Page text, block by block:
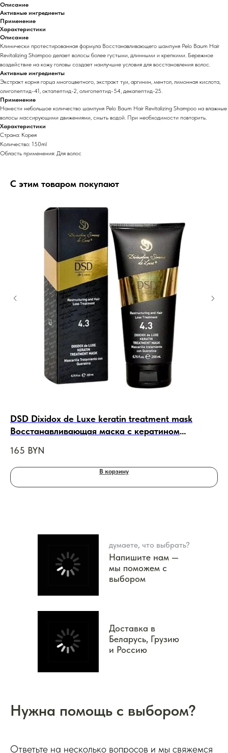
Описание
Активные ингредиенты
Применение
Характеристики
Описание
Клинически протестированная формула Восстанавливающего шампуня Pelo Baum Hair
Revitalizing Shampoo делает волосы более густыми, длинными и крепкими. Бережное
воздействие на кожу головы создает наилучшие условия для восстановления волос.
Активные ингредиенты
Экстракт корня горца многоцветного, экстракт туи, аргинин, ментол, лимонная кислота,
олигопептид-41, октапептид-2, олигопептид-54, декапептид-25.
Применение
Нанести небольшое количество шампуня Pelo Baum Hair Revitalizing Shampoo на влажные
волосы массирующими движениями, смыть водой. При необходимости повторить.
Характеристики
Страна: Корея
Количество: 150ml
Область применения: Для волос
С этим товаром покупают
DSD Dixidox de Luxe keratin treatment mask
Восстанавливающая маска с кератином
165 BYN
В корзину
думаете, что выбрать?
Напишите нам —
мы поможем с
выбором
Доставка в
Беларусь, Грузию
и Россию
Нужна помощь с выбором?
Ответьте на несколько вопросов и мы свяжемся